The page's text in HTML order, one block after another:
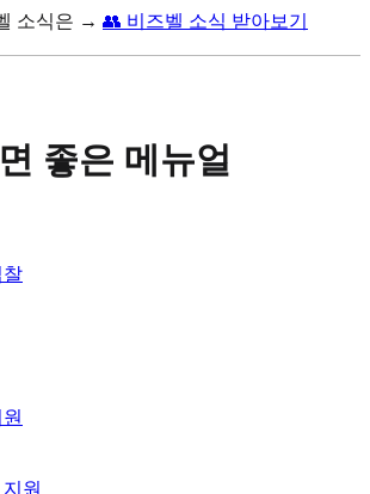
소식은 → 👥 비즈벨 소식 받아보기
좋은 메뉴얼
찰
원